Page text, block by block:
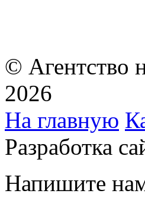
© Агентство
2026
На главную
Разработка
Напишите